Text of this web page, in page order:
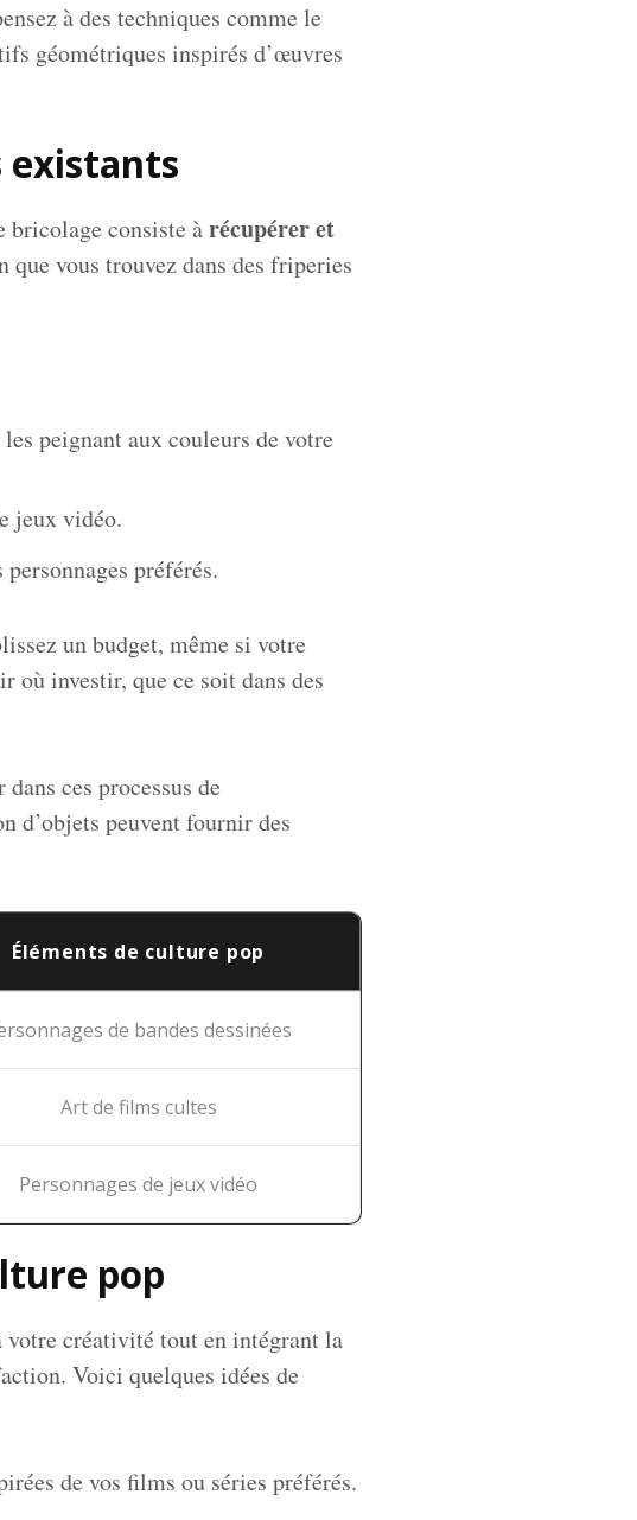
à des techniques comme le
géométriques inspirés d’œuvres
existants
bricolage consiste àrécupérer et
vous trouvez dans des friperies
peignant aux couleurs de votre
jeux vidéo.
préférés.
un budget, même si votre
où investir, que ce soit dans des
ces processus de
d’objets peuvent fournir des
Éléments de culture pop
de bandes dessinées
Art de films cultes
Personnages de jeux vidéo
pop
créativité tout en intégrant la
Voici quelques idées de
de vos films ou séries préférés.